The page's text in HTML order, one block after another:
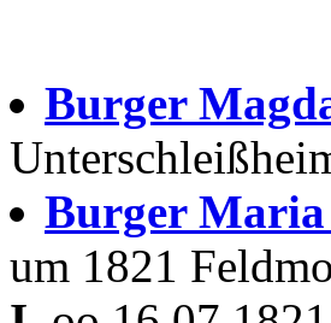
Burger
Burger Maria
um 1821